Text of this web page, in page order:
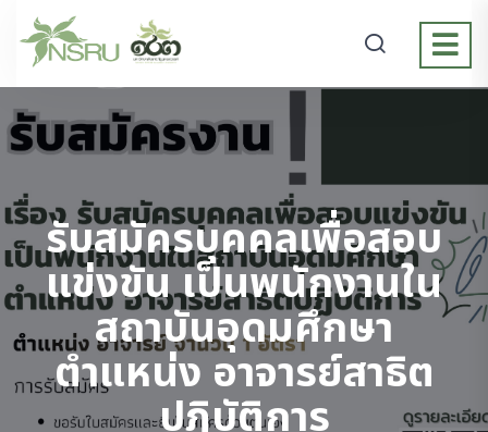
รับสมัครบุคคลเพื่อสอบ
แข่งขัน เป็นพนักงานใน
สถาบันอุดมศึกษา
ตำแหน่ง อาจารย์สาธิต
ปฏิบัติการ